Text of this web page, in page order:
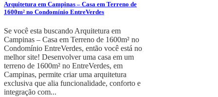
Arquitetura em Campinas – Casa em Terreno de
1600m² no Condomínio EntreVerdes
Se você esta buscando Arquitetura em
Campinas – Casa em Terreno de 1600m² no
Condomínio EntreVerdes, então você está no
melhor site! Desenvolver uma casa em um
terreno de 1600m² no EntreVerdes, em
Campinas, permite criar uma arquitetura
exclusiva que alia funcionalidade, conforto e
integração com...